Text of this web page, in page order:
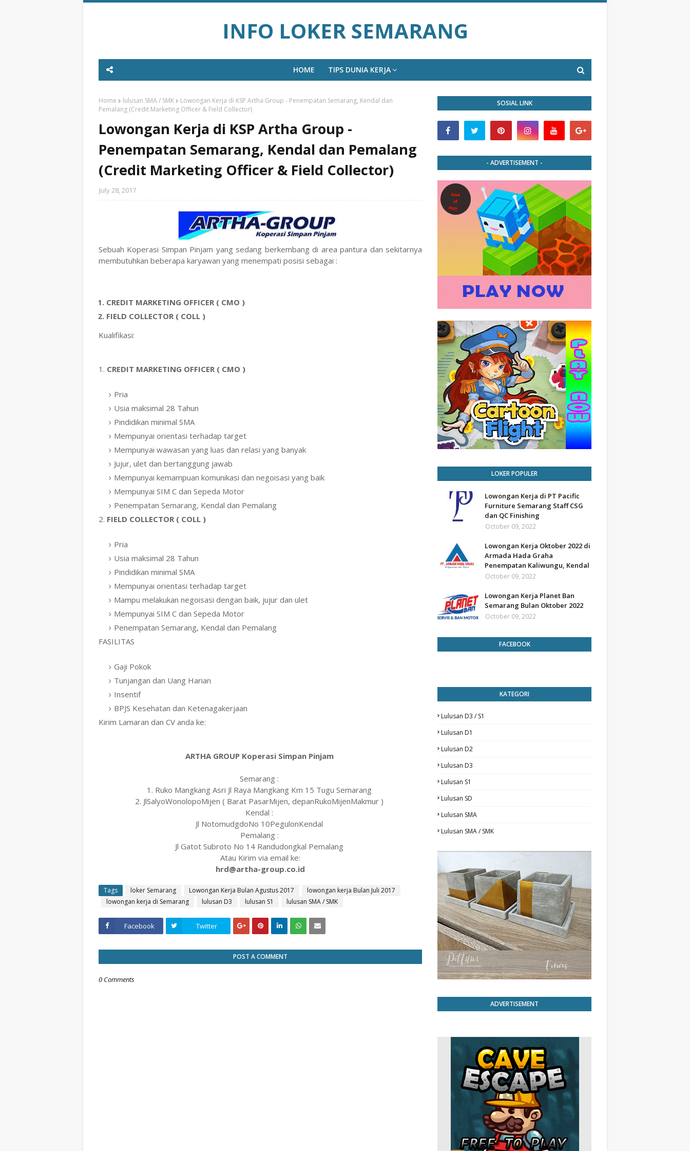
INFO LOKER SEMARANG
HOME TIPS DUNIA KERJA
Home lulusan SMA / SMK
Lowongan Kerja di KSP Artha Group - Penempatan Semarang, Kendal dan
Pemalang (Credit Marketing Officer & Field Collector)
Lowongan Kerja di KSP Artha Group -
Penempatan Semarang, Kendal dan Pemalang
(Credit Marketing Officer & Field Collector)
July 28, 2017
Sebuah Koperasi Simpan Pinjam yang sedang berkembang di area pantura dan sekitarnya
membutuhkan beberapa karyawan yang menempati posisi sebagai :
CREDIT MARKETING OFFICER ( CMO )
FIELD COLLECTOR ( COLL )
Kualifikasi:
1. CREDIT MARKETING OFFICER ( CMO )
Pria
Usia maksimal 28 Tahun
Pindidikan minimal SMA
Mempunyai orientasi terhadap target
Mempunyai wawasan yang luas dan relasi yang banyak
Jujur, ulet dan bertanggung jawab
Mempunyai kemampuan komunikasi dan negoisasi yang baik
Mempunyai SIM C dan Sepeda Motor
Penempatan Semarang, Kendal dan Pemalang
2. FIELD COLLECTOR ( COLL )
Pria
Usia maksimal 28 Tahun
Pindidikan minimal SMA
Mempunyai orientasi terhadap target
Mampu melakukan negoisasi dengan baik, jujur dan ulet
Mempunyai SIM C dan Sepeda Motor
Penempatan Semarang, Kendal dan Pemalang
FASILITAS
Gaji Pokok
Tunjangan dan Uang Harian
Insentif
BPJS Kesehatan dan Ketenagakerjaan
Kirim Lamaran dan CV anda ke:
ARTHA GROUP Koperasi Simpan Pinjam
Semarang :
1. Ruko Mangkang Asri Jl Raya Mangkang Km 15 Tugu Semarang
2. JlSalyoWonolopoMijen ( Barat PasarMijen, depanRukoMijenMakmur )
Kendal :
Jl NotomudgdoNo 10PegulonKendal
Pemalang :
Jl Gatot Subroto No 14 Randudongkal Pemalang
Atau Kirim via email ke:
hrd@artha-group.co.id
Tags loker Semarang Lowongan Kerja Bulan Agustus 2017
lowongan kerja Bulan Juli 2017
lowongan kerja di Semarang
lulusan D3 lulusan S1 lulusan SMA / SMK
Facebook Twitter
POST A COMMENT
0 Comments
SOSIAL LINK
- ADVERTISEMENT -
LOKER POPULER
Lowongan Kerja di PT Pacific
Furniture Semarang Staff CSG
dan QC Finishing
October 09, 2022
Lowongan Kerja Oktober 2022 di
Armada Hada Graha
Penempatan Kaliwungu, Kendal
October 09, 2022
Lowongan Kerja Planet Ban
Semarang Bulan Oktober 2022
October 09, 2022
FACEBOOK
KATEGORI
Lulusan D3 / S1
Lulusan D1
Lulusan D2
Lulusan D3
Lulusan S1
Lulusan SD
Lulusan SMA
Lulusan SMA / SMK
ADVERTISEMENT